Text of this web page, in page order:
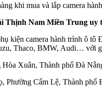
khi mua và lắp camera
Thịnh Nam Miền Trung uy
kiện camera hành trình ô tô
Thaco, BMW, Audi… với
Xuân, Thành phố Đà
Phường Cẩm Lệ, Thành phố